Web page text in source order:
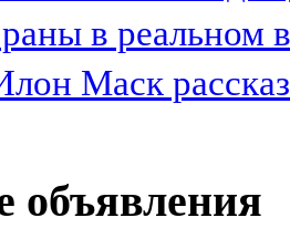
в реальном
Маск
объявления